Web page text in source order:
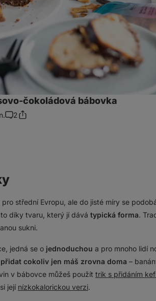
čokoládová bábovka
Komentáře
2Sdílet
střední Evropu, ale do jisté míry se
díky tvaru, který jí dává typická forma.
sukni.
jedná se o jednoduchou a pro mnoho lidí
cokoliv jen máš zrovna doma –
v bábovce můžeš použít trik s přidáním
její nízkokalorickou verzi.